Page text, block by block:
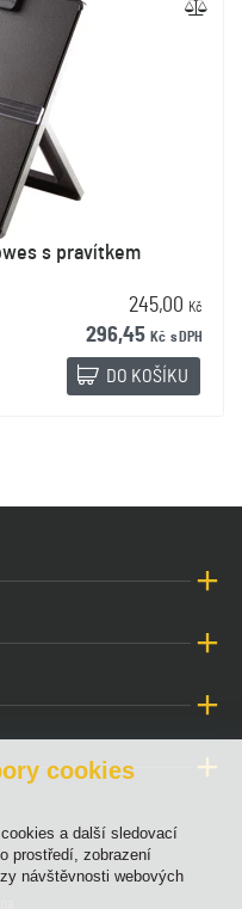
s pravítkem
245,00 Kč
296,45 Kč s DPH
DO KOŠÍKU
cookies
a další sledovací
prostředí, zobrazení
návštěvnosti webových